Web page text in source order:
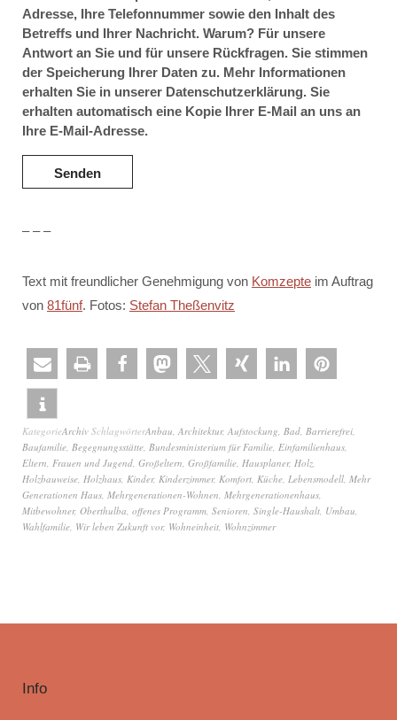
Adresse, Ihre Telefonnummer sowie den Inhalt des
Betreffs und Ihrer Nachricht. Warum? Für unsere
Antwort an Sie und für unsere Rückfragen. Sie stimmen
der Speicherung Ihrer Daten zu. Mehr Informationen
erhalten Sie in unserer Datenschutzerklärung. Sie
erhalten automatisch eine Kopie Ihrer E-Mail an uns an
Ihre E-Mail-Adresse.
– – –
Text mit freundlicher Genehmigung von Komzepte im Auftrag
von 81fünf. Fotos: Stefan Theßenvitz
KategorieArchiv SchlagwörterAnbau Architektur, Aufstockung Bad Barrierefrei
Baufamilie Begegnungsstätte Bundesministerium für Familie Einfamilienhaus
Eltern Frauen und Jugend Großeltern Großfamilie Hausplaner, Holz
Holzbauweise Holzhaus Kinder, Kinderzimmer, Komfort Küche Lebensmodell Mehr
Generationen Haus Mehrgenerationen-Wohnen Mehrgenerationenhaus
Mitbewohner, Oberthulba offenes Programm Senioren Single-Haushalt Umbau
Wahlfamilie Wir leben Zukunft vor, Wohneinheit Wohnzimmer
Info